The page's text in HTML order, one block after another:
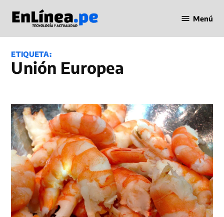
contenido
en Línea
Menú
ETIQUETA:
Unión Europea